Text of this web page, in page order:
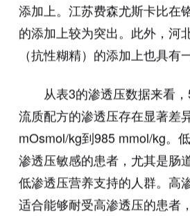
添加上。江苏费森尤斯卡比在
的添加上较为突出。此外，河
（抗性糊精）的添加上也具有
从表3的渗透压数据来看
流质配方的渗透压存在显著差
mOsmol/kg到985 mmol/kg。
渗透压敏感的患者，尤其是肠
低渗透压营养支持的人群。高
适合能够耐受高渗透压的患者